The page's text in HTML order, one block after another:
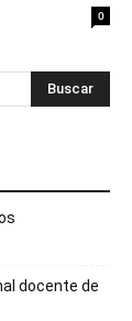
0
docente de